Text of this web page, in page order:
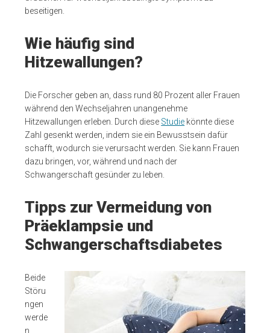
beseitigen.
Wie häufig sind
Hitzewallungen?
Die Forscher geben an, dass rund 80 Prozent aller Frauen
während den Wechseljahren unangenehme
Hitzewallungen erleben. Durch diese Studie könnte diese
Zahl gesenkt werden, indem sie ein Bewusstsein dafür
schafft, wodurch sie verursacht werden. Sie kann Frauen
dazu bringen, vor, während und nach der
Schwangerschaft gesünder zu leben.
Tipps zur Vermeidung von
Präeklampsie und
Schwangerschaftsdiabetes
Beide
Störu
ngen
werde
n